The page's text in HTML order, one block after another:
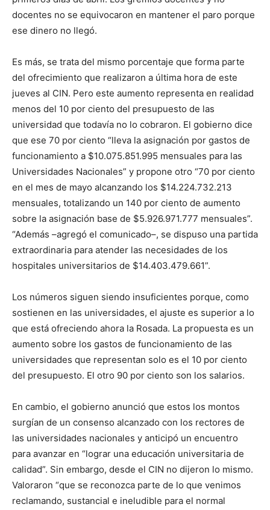
docentes no se equivocaron en mantener el paro porque
ese dinero no llegó.
Es más, se trata del mismo porcentaje que forma parte
del ofrecimiento que realizaron a última hora de este
jueves al CIN. Pero este aumento representa en realidad
menos del 10 por ciento del presupuesto de las
universidad que todavía no lo cobraron. El gobierno dice
que ese 70 por ciento “lleva la asignación por gastos de
funcionamiento a $10.075.851.995 mensuales para las
Universidades Nacionales” y propone otro “70 por ciento
en el mes de mayo alcanzando los $14.224.732.213
mensuales, totalizando un 140 por ciento de aumento
sobre la asignación base de $5.926.971.777 mensuales”.
“Además –agregó el comunicado–, se dispuso una partida
extraordinaria para atender las necesidades de los
hospitales universitarios de $14.403.479.661”.
Los números siguen siendo insuficientes porque, como
sostienen en las universidades, el ajuste es superior a lo
que está ofreciendo ahora la Rosada. La propuesta es un
aumento sobre los gastos de funcionamiento de las
universidades que representan solo es el 10 por ciento
del presupuesto. El otro 90 por ciento son los salarios.
En cambio, el gobierno anunció que estos los montos
surgían de un consenso alcanzado con los rectores de
las universidades nacionales y anticipó un encuentro
para avanzar en “lograr una educación universitaria de
calidad”. Sin embargo, desde el CIN no dijeron lo mismo.
Valoraron “que se reconozca parte de lo que venimos
reclamando, sustancial e ineludible para el normal